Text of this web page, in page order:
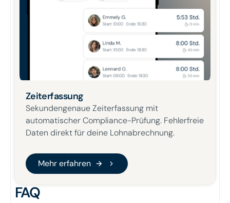
Zeiterfassung
Sekundengenaue Zeiterfassung mit
automatischer Compliance-Prüfung. Fehlerfreie
Daten direkt für deine Lohnabrechnung.
Mehr erfahren
Mehr erfahren
FAQ